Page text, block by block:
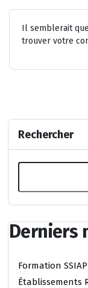
Il semblerait
trouver votre
Rechercher
Derniers
Formation
Établissements